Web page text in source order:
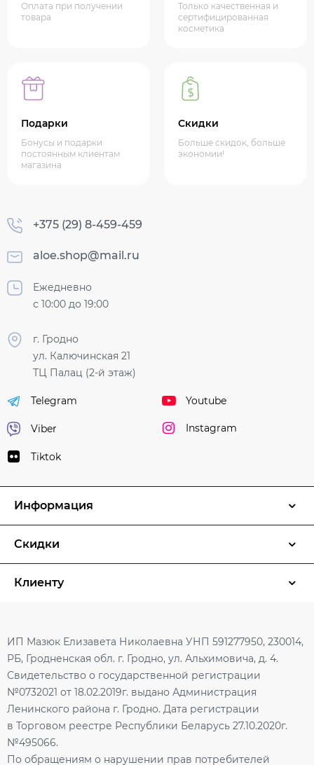
Оплата при получении
товара
Только качественная и
сертифицированная
косметика
Подарки
Бонусы и подарки
постоянным клиентам
магазина
Скидки
Больше скидок, больше
экономии!
+375 (29) 8-459-459
aloe.shop@mail.ru
Ежедневно
с 10:00 до 19:00
г. Гродно
ул. Калючинская 21
ТЦ Палац (2-й этаж)
Telegram
Viber
Tiktok
Youtube
Instagram
Информация
Скидки
Клиенту
ИП Мазюк Елизавета Николаевна УНП 591277950, 230014,
РБ, Гродненская обл. г. Гродно, ул. Альхимовича, д. 4.
Свидетельство о государственной регистрации
№0732021 от 18.02.2019г. выдано Администрация
Ленинского района г. Гродно. Дата регистрации
в Торговом реестре Республики Беларусь 27.10.2020г.
№495066.
По обращениям о нарушении прав потребителей